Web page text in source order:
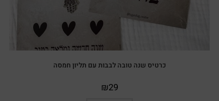
כרטיס שנה טובה לבבות עם תליון חמסה
₪29